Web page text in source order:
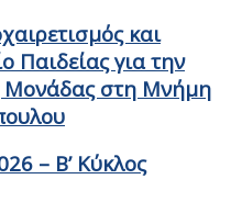
και
Παιδείας για την
Μονάδας στη Μνήμη
– Β’ Κύκλος